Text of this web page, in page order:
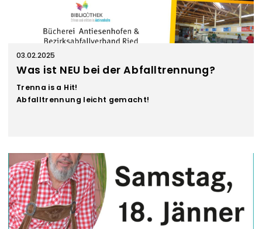
03.02.2025
Was ist NEU bei der Abfalltrennung?
Trenna is a Hit!
Abfalltrennung leicht gemacht!